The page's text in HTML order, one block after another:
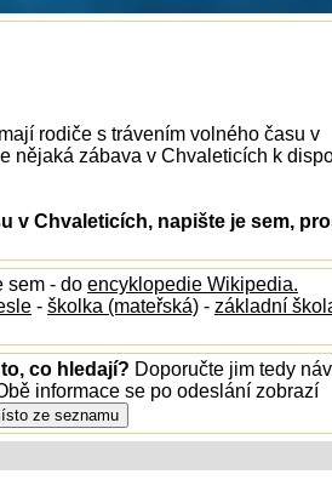
rodiče s trávením volného času v
nějaká zábava v Chvaleticích k
v Chvaleticích, napište je sem,
sem - do encyklopedie Wikipedia.
- školka (mateřská) - základní
co hledají? Doporučte jim tedy
informace se po odeslání zobrazí